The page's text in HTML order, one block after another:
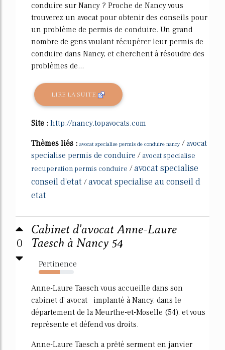
conduire sur Nancy ? Proche de Nancy vous
trouverez un avocat pour obtenir des conseils pour
un problème de permis de conduire. Un grand
nombre de gens voulant récupérer leur permis de
conduire dans Nancy, et cherchent à résoudre des
problèmes de...
LIRE LA SUITE
Site : http://nancy.topavocats.com
Thèmes liés : avocat specialise permis de conduire nancy /avocat
specialise permis de conduire / avocat specialise
recuperation permis conduire /avocat specialise
conseil d'etat /avocat specialise au conseil d
etat
0
Cabinet d'avocat Anne-Laure
Taesch à Nancy 54
Pertinence
60%
Anne-Laure Taesch vous accueille dans son
cabinet d' avocat implanté à Nancy, dans le
département de la Meurthe-et-Moselle (54), et vous
représente et défend vos droits.
Anne-Laure Taesch a prêté serment en janvier